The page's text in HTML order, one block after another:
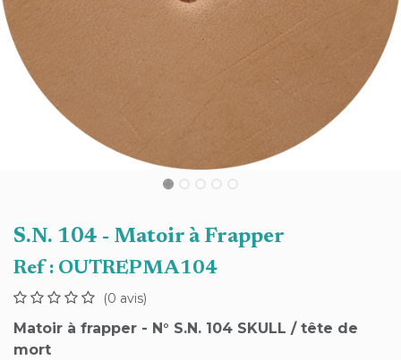
S.N. 104 - Matoir à Frapper
Ref : OUTREPMA104
(0 avis)
Matoir à frapper - N° S.N. 104 SKULL / tête de
mort